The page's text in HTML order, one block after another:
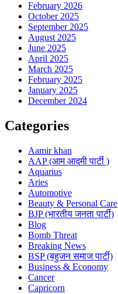
February 2026
October 2025
September 2025
August 2025
June 2025
April 2025
March 2025
February 2025
January 2025
December 2024
Categories
Aamir khan
AAP (आम आदमी पार्टी )
Aquarius
Aries
Automotive
Beauty & Personal Care
BJP (भारतीय जनता पार्टी)
Blog
Bomb Threat
Breaking News
BSP (बहुजन समाज पार्टी)
Business & Economy
Cancer
Capricorn